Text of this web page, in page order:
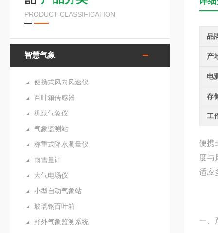
PRODUCT CLASSIFICATION
智慧气象
便携式风向风速仪
百叶箱传感器
机载气象仪
气象监测站
称重式降水测量仪
雨雪量计
大气电场仪
小型自动气象站
玻璃钢百叶箱
野外气象监测系统
品
产
电
存
工
便携
度与
适应
一、